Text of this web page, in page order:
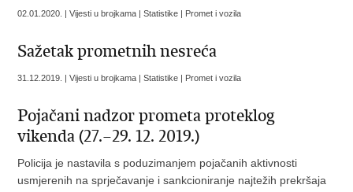
02.01.2020. | Vijesti u brojkama | Statistike | Promet i vozila
Sažetak prometnih nesreća
31.12.2019. | Vijesti u brojkama | Statistike | Promet i vozila
Pojačani nadzor prometa proteklog
vikenda (27.–29. 12. 2019.)
Policija je nastavila s poduzimanjem pojačanih aktivnosti
usmjerenih na sprječavanje i sankcioniranje najtežih prekršaja